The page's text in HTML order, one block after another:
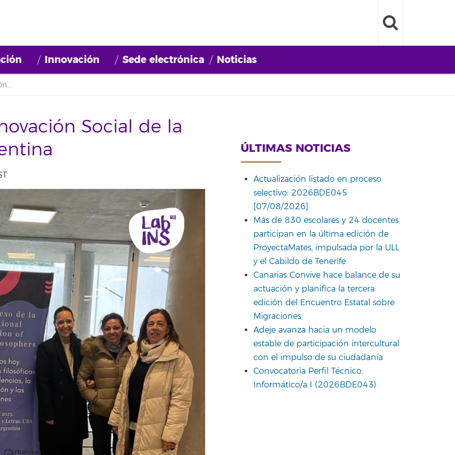
Innovación Sede electrónica Noticias
El Laboratorio de Innovación Social de la ULL vuela hasta Argentina
Social de la
ÚLTIMAS NOTICIAS
Actualización listado en proceso
selectivo: 2026BDE045
[07/08/2026]
Más de 830 escolares y 24 docentes
participan en la última edición de
ProyectaMates, impulsada por la ULL
y el Cabildo de Tenerife
Canarias Convive hace balance de su
actuación y planifica la tercera
edición del Encuentro Estatal sobre
Migraciones
Adeje avanza hacia un modelo
estable de participación intercultural
con el impulso de su ciudadanía
Convocatoria Perfil Técnico:
Informático/a I (2026BDE043)